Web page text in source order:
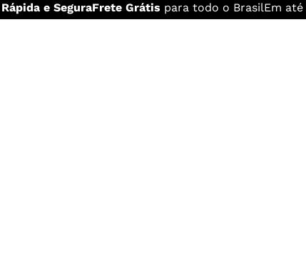
Rápida e SeguraFrete Grátis para todo o BrasilEm até